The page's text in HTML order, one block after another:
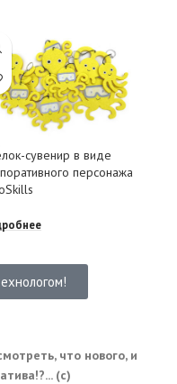
сувенир в виде
персонажа
что нового, и
(с)